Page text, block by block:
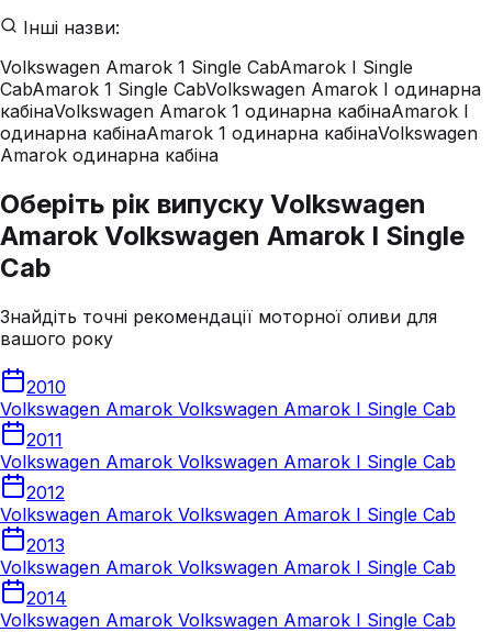
Інші назви:
Volkswagen Amarok 1 Single CabAmarok I Single
CabAmarok 1 Single CabVolkswagen Amarok I одинарна
кабінаVolkswagen Amarok 1 одинарна кабінаAmarok I
одинарна кабінаAmarok 1 одинарна кабінаVolkswagen
Amarok одинарна кабіна
Оберіть рік випуску Volkswagen
Amarok Volkswagen Amarok I Single
Cab
Знайдіть точні рекомендації моторної оливи для
вашого року
2010
Volkswagen Amarok Volkswagen Amarok I Single Cab
2011
Volkswagen Amarok Volkswagen Amarok I Single Cab
2012
Volkswagen Amarok Volkswagen Amarok I Single Cab
2013
Volkswagen Amarok Volkswagen Amarok I Single Cab
2014
Volkswagen Amarok Volkswagen Amarok I Single Cab